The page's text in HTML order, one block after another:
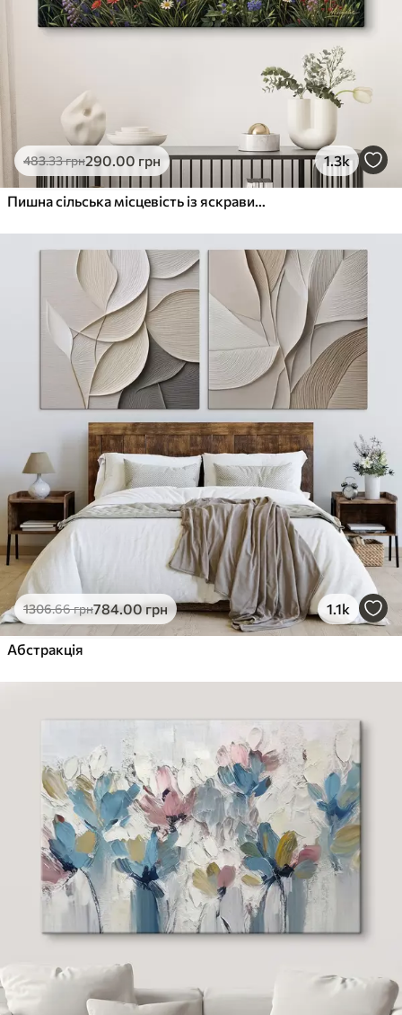
483.33грн290.00 грн 1.3k
Пишна сільська місцевість із яскравим лугом диких квітів, наповненим різнокольоровими квітами під хмарним небом
1306.66грн784.00грн 1.1k
Абстракція